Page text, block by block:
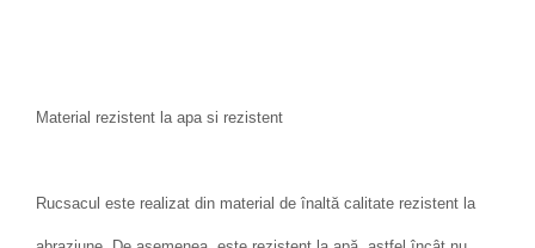
Material rezistent la apa si rezistent
Rucsacul este realizat din material de înaltă calitate rezistent la